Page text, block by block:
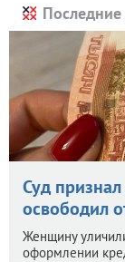
Последние
Суд
освободил
Женщину
оформлении